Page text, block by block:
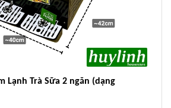
Lạnh Trà Sữa 2 ngăn (dạng